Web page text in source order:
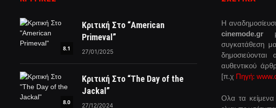
8.1
Κριτική Στο “American
Primeval”
27/01/2025
8.0
Κριτική Στο “The Day of the
Jackal”
27/12/2024
Η
cinemode.gr
συγκατάθεση
αυθεντικού
[π.χ Πηγή:
Ολα τα κείμενα